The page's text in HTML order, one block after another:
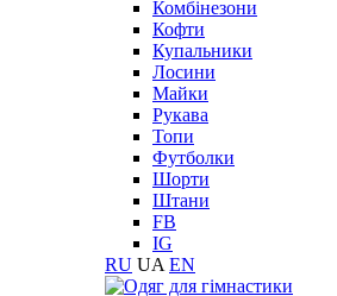
Комбінезони
Кофти
Купальники
Лосини
Майки
Рукава
Топи
Футболки
Шорти
Штани
FB
IG
RU UA EN